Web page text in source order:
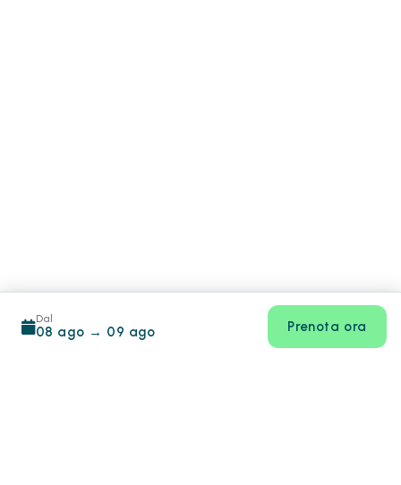
Dal
08 ago → 09 ago Prenota ora